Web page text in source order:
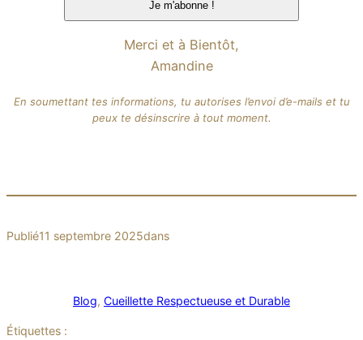
Merci et à Bientôt,
Amandine
En soumettant tes informations, tu autorises l’envoi d’e-mails et tu
peux te désinscrire à tout moment.
Publié11 septembre 2025dans
Blog, Cueillette Respectueuse et Durable
Étiquettes :